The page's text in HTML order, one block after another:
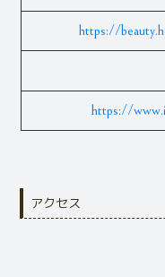
https://
https://
アクセス